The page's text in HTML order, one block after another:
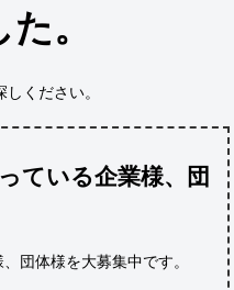
。
ください。
ている企業様、団
団体様を大募集中です。